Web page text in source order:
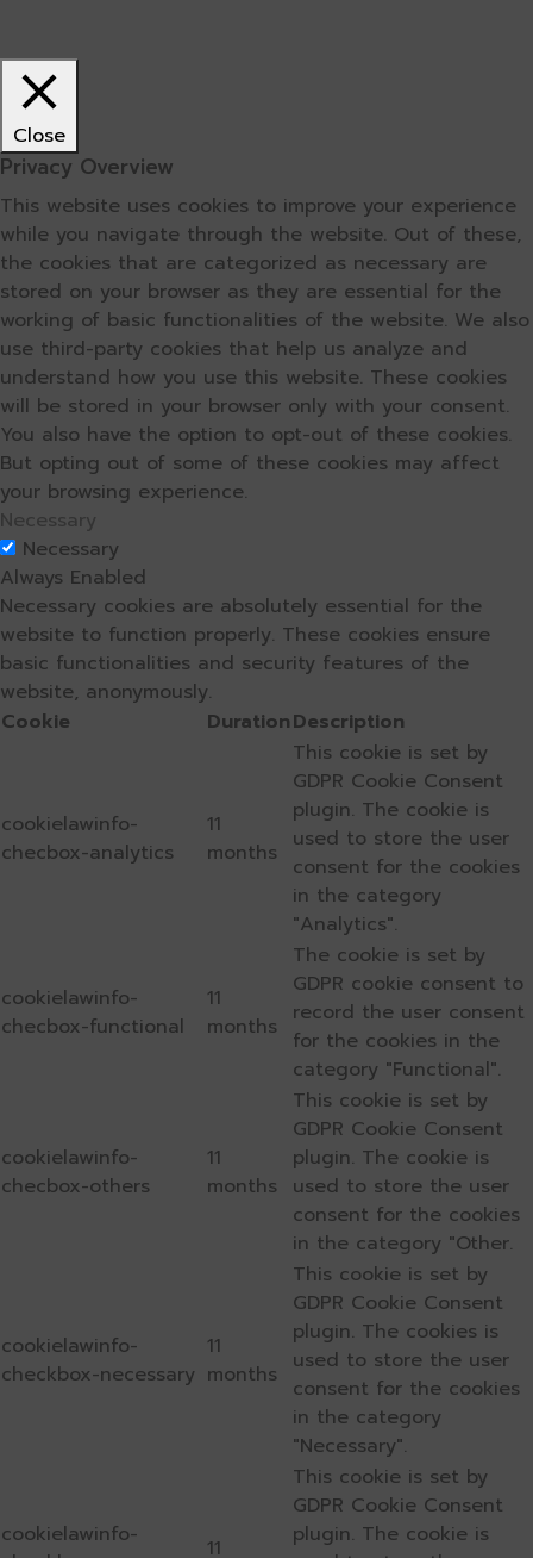
Close
Privacy Overview
This website uses cookies to improve your experience
while you navigate through the website. Out of these,
the cookies that are categorized as necessary are
stored on your browser as they are essential for the
working of basic functionalities of the website. We also
use third-party cookies that help us analyze and
understand how you use this website. These cookies
will be stored in your browser only with your consent.
You also have the option to opt-out of these cookies.
But opting out of some of these cookies may affect
your browsing experience.
Necessary
Necessary
Always Enabled
Necessary cookies are absolutely essential for the
website to function properly. These cookies ensure
basic functionalities and security features of the
website, anonymously.
Cookie
DurationDescription
cookielawinfo-
checbox-analytics
11
months
This cookie is set by
GDPR Cookie Consent
plugin. The cookie is
used to store the user
consent for the cookies
in the category
"Analytics".
cookielawinfo-
checbox-functional
11
months
The cookie is set by
GDPR cookie consent to
record the user consent
for the cookies in the
category "Functional".
cookielawinfo-
checbox-others
11
months
This cookie is set by
GDPR Cookie Consent
plugin. The cookie is
used to store the user
consent for the cookies
in the category "Other.
cookielawinfo-
checkbox-necessary
11
months
This cookie is set by
GDPR Cookie Consent
plugin. The cookies is
used to store the user
consent for the cookies
in the category
"Necessary".
cookielawinfo-
11
This cookie is set by
GDPR Cookie Consent
plugin. The cookie is